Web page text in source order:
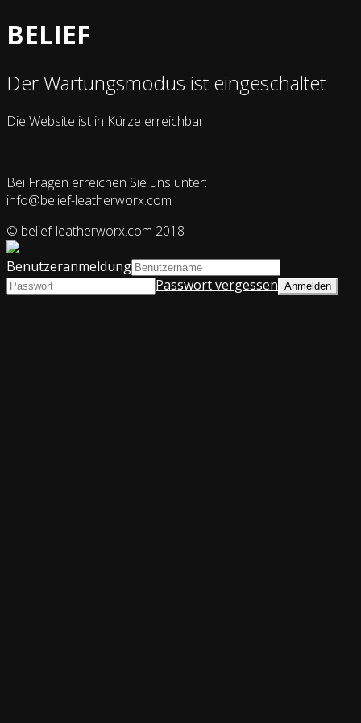
BELIEF
Der Wartungsmodus ist eingeschaltet
Die Website ist in Kürze erreichbar
Bei Fragen erreichen Sie uns unter:
info@belief-leatherworx.com
© belief-leatherworx.com 2018
Benutzeranmeldung
Passwort vergessen